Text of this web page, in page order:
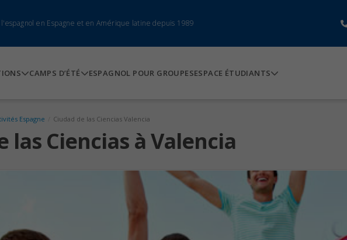
en Espagne et en Amérique latine depuis 1989
CAMPS D’ÉTÉ ESPAGNOL POUR GROUPESESPACE ÉTUDIANTS
Espagne Ciudad de las Ciencias Valencia
las Ciencias à Valencia